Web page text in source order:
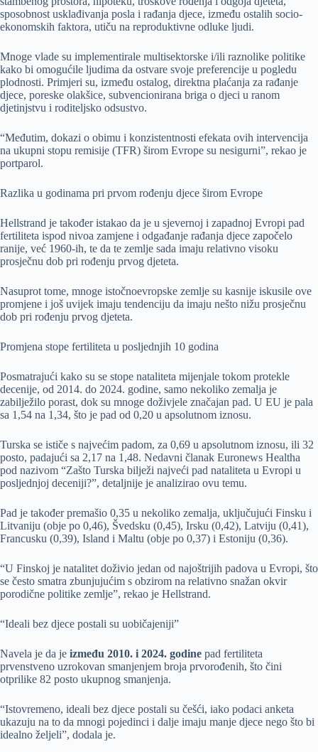
sposobnost usklađivanja posla i rađanja djece, između ostalih socio-
ekonomskih faktora, utiču na reproduktivne odluke ljudi.
Mnoge vlade su implementirale multisektorske i/ili raznolike politike
kako bi omogućile ljudima da ostvare svoje preferencije u pogledu
plodnosti. Primjeri su, između ostalog, direktna plaćanja za rađanje
djece, poreske olakšice, subvencionirana briga o djeci u ranom
djetinjstvu i roditeljsko odsustvo.
“Međutim, dokazi o obimu i konzistentnosti efekata ovih intervencija
na ukupni stopu remisije (TFR) širom Evrope su nesigurni”, rekao je
portparol.
Razlika u godinama pri prvom rođenju djece širom Evrope
Hellstrand je također istakao da je u sjevernoj i zapadnoj Evropi pad
fertiliteta ispod nivoa zamjene i odgađanje rađanja djece započelo
ranije, već 1960-ih, te da te zemlje sada imaju relativno visoku
prosječnu dob pri rođenju prvog djeteta.
Nasuprot tome, mnoge istočnoevropske zemlje su kasnije iskusile ove
promjene i još uvijek imaju tendenciju da imaju nešto nižu prosječnu
dob pri rođenju prvog djeteta.
Promjena stope fertiliteta u posljednjih 10 godina
Posmatrajući kako su se stope nataliteta mijenjale tokom protekle
decenije, od 2014. do 2024. godine, samo nekoliko zemalja je
zabilježilo porast, dok su mnoge doživjele značajan pad. U EU je pala
sa 1,54 na 1,34, što je pad od 0,20 u apsolutnom iznosu.
Turska se ističe s najvećim padom, za 0,69 u apsolutnom iznosu, ili 32
posto, padajući sa 2,17 na 1,48. Nedavni članak Euronews Healtha
pod nazivom “Zašto Turska bilježi najveći pad nataliteta u Evropi u
posljednjoj deceniji?”, detaljnije je analizirao ovu temu.
Pad je također premašio 0,35 u nekoliko zemalja, uključujući Finsku i
Litvaniju (obje po 0,46), Švedsku (0,45), Irsku (0,42), Latviju (0,41),
Francusku (0,39), Island i Maltu (obje po 0,37) i Estoniju (0,36).
“U Finskoj je natalitet doživio jedan od najoštrijih padova u Evropi, što
se često smatra zbunjujućim s obzirom na relativno snažan okvir
porodične politike zemlje”, rekao je Hellstrand.
“Ideali bez djece postali su uobičajeniji”
Navela je da je između 2010. i 2024. godine pad fertiliteta
prvenstveno uzrokovan smanjenjem broja prvorođenih, što čini
otprilike 82 posto ukupnog smanjenja.
“Istovremeno, ideali bez djece postali su češći, iako podaci anketa
ukazuju na to da mnogi pojedinci i dalje imaju manje djece nego što bi
idealno željeli”, dodala je.